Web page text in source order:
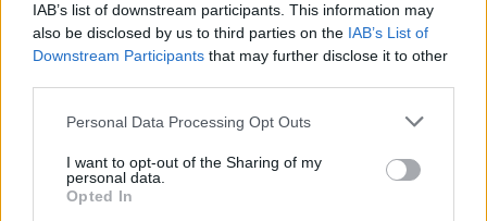
IAB’s list of downstream participants. This information may
also be disclosed by us to third parties on the IAB’s List of
Downstream Participants that may further disclose it to other
Please note that this website/app uses one or more Google
not limited to your visit or usage behaviour. You may click to
grant or deny consent to Google and its third-party tags to
use your data for below specified purposes in below Google
Personal Data Processing Opt Outs
I want to opt-out of the Sharing of my
personal data.
Opted In